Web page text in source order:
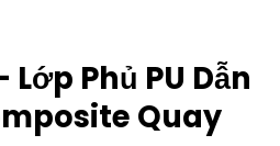
Phủ PU Dẫn
Quay